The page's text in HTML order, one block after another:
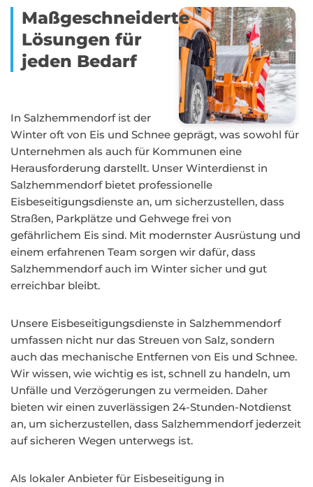
Maßgeschneiderte
Lösungen für
jeden Bedarf
In Salzhemmendorf ist der
Winter oft von Eis und Schnee geprägt, was sowohl für
Unternehmen als auch für Kommunen eine
Herausforderung darstellt. Unser Winterdienst in
Salzhemmendorf bietet professionelle
Eisbeseitigungsdienste an, um sicherzustellen, dass
Straßen, Parkplätze und Gehwege frei von
gefährlichem Eis sind. Mit modernster Ausrüstung und
einem erfahrenen Team sorgen wir dafür, dass
Salzhemmendorf auch im Winter sicher und gut
erreichbar bleibt.
Unsere Eisbeseitigungsdienste in Salzhemmendorf
umfassen nicht nur das Streuen von Salz, sondern
auch das mechanische Entfernen von Eis und Schnee.
Wir wissen, wie wichtig es ist, schnell zu handeln, um
Unfälle und Verzögerungen zu vermeiden. Daher
bieten wir einen zuverlässigen 24-Stunden-Notdienst
an, um sicherzustellen, dass Salzhemmendorf jederzeit
auf sicheren Wegen unterwegs ist.
Als lokaler Anbieter für Eisbeseitigung in